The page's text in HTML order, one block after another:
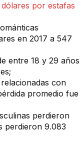
por estafas
en 2017 a 547
entre 18 y 29 años
con
promedio fue
perdieron
perdieron 9.083